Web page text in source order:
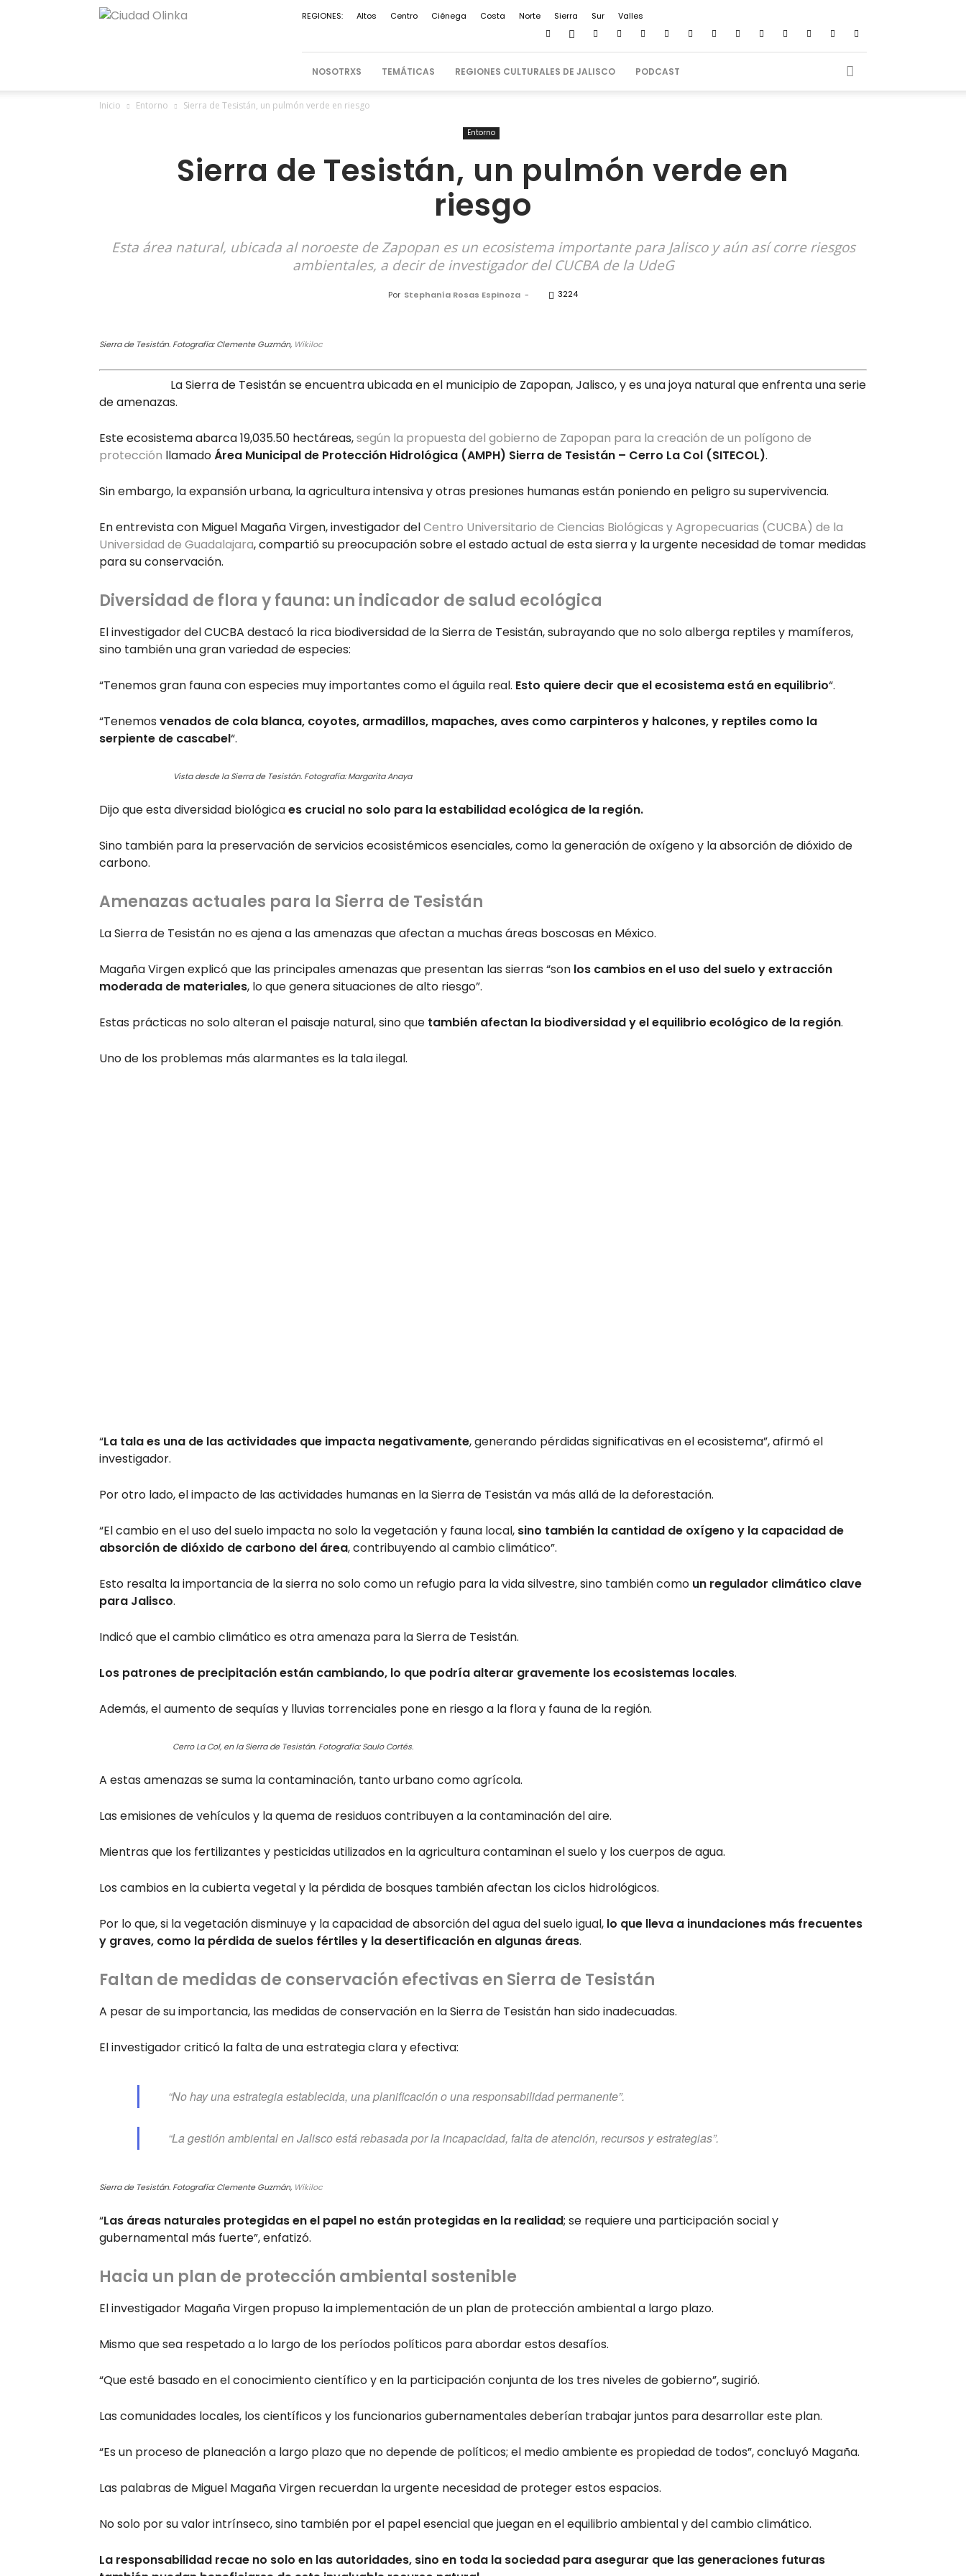
Ciudad
REGIONES: Altos Centro Ciénega Costa Norte Sierra Sur Valles
NOSOTRXS TEMÁTICAS REGIONES CULTURALES DE JALISCO PODCAST
Inicio Entorno Sierra de Tesistán, un pulmón verde en riesgo
Entorno
Sierra de Tesistán, un pulmón verde en
riesgo
Esta área natural, ubicada al noroeste de Zapopan es un ecosistema importante para Jalisco y aún así corre riesgos
ambientales, a decir de investigador del CUCBA de la UdeG
Por Stephanía Rosas Espinoza - 3224
Sierra de Tesistán. Fotografía: Clemente Guzmán, Wikiloc
La Sierra de Tesistán se encuentra ubicada en el municipio de Zapopan, Jalisco, y es una joya natural que enfrenta una serie
de amenazas.
Este ecosistema abarca 19,035.50 hectáreas,según la propuesta del gobierno de Zapopan para la creación de un polígono de
protección llamadoÁrea Municipal de Protección Hidrológica (AMPH) Sierra de Tesistán – Cerro La Col (SITECOL).
Sin embargo, la expansión urbana, la agricultura intensiva y otras presiones humanas están poniendo en peligro su supervivencia.
En entrevista con Miguel Magaña Virgen, investigador delCentro Universitario de Ciencias Biológicas y Agropecuarias (CUCBA) de la
Universidad de Guadalajara, compartió su preocupación sobre el estado actual de esta sierra y la urgente necesidad de tomar medidas
para su conservación.
Diversidad de flora y fauna: un indicador de salud ecológica
El investigador del CUCBA destacó la rica biodiversidad de la Sierra de Tesistán, subrayando que no solo alberga reptiles y mamíferos,
sino también una gran variedad de especies:
“Tenemos gran fauna con especies muy importantes como el águila real. Esto quiere decir que el ecosistema está en equilibrio“.
“Tenemos venados de cola blanca, coyotes, armadillos, mapaches, aves como carpinteros y halcones, y reptiles como la
serpiente de cascabel“.
Vista desde la Sierra de Tesistán. Fotografía: Margarita Anaya
Dijo que esta diversidad biológicaes crucial no solo para la estabilidad ecológica de la región.
Sino también para la preservación de servicios ecosistémicos esenciales, como la generación de oxígeno y la absorción de dióxido de
carbono.
Amenazas actuales para la Sierra de Tesistán
La Sierra de Tesistán no es ajena a las amenazas que afectan a muchas áreas boscosas en México.
Magaña Virgen explicó que las principales amenazas que presentan las sierras “son los cambios en el uso del suelo y extracción
moderada de materiales, lo que genera situaciones de alto riesgo”.
Estas prácticas no solo alteran el paisaje natural, sino que también afectan la biodiversidad y el equilibrio ecológico de la región.
Uno de los problemas más alarmantes es la tala ilegal.
“La tala es una de las actividades que impacta negativamente, generando pérdidas significativas en el ecosistema”, afirmó el
investigador.
Por otro lado, el impacto de las actividades humanas en la Sierra de Tesistán va más allá de la deforestación.
“El cambio en el uso del suelo impacta no solo la vegetación y fauna local, sino también la cantidad de oxígeno y la capacidad de
absorción de dióxido de carbono del área, contribuyendo al cambio climático”.
Esto resalta la importancia de la sierra no solo como un refugio para la vida silvestre, sino también como un regulador climático clave
para Jalisco.
Indicó que el cambio climático es otra amenaza para la Sierra de Tesistán.
Los patrones de precipitación están cambiando, lo que podría alterar gravemente los ecosistemas locales.
Además, el aumento de sequías y lluvias torrenciales pone en riesgo a la flora y fauna de la región.
Cerro La Col, en la Sierra de Tesistán. Fotografía: Saulo Cortés.
A estas amenazas se suma la contaminación, tanto urbano como agrícola.
Las emisiones de vehículos y la quema de residuos contribuyen a la contaminación del aire.
Mientras que los fertilizantes y pesticidas utilizados en la agricultura contaminan el suelo y los cuerpos de agua.
Los cambios en la cubierta vegetal y la pérdida de bosques también afectan los ciclos hidrológicos.
Por lo que, si la vegetación disminuye y la capacidad de absorción del agua del suelo igual, lo que lleva a inundaciones más frecuentes
y graves, como la pérdida de suelos fértiles y la desertificación en algunas áreas.
Faltan de medidas de conservación efectivas en Sierra de Tesistán
A pesar de su importancia, las medidas de conservación en la Sierra de Tesistán han sido inadecuadas.
El investigador criticó la falta de una estrategia clara y efectiva:
“No hay una estrategia establecida, una planificación o una responsabilidad permanente”.
“La gestión ambiental en Jalisco está rebasada por la incapacidad, falta de atención, recursos y estrategias”.
Sierra de Tesistán. Fotografía: Clemente Guzmán, Wikiloc
“Las áreas naturales protegidas en el papel no están protegidas en la realidad; se requiere una participación social y
gubernamental más fuerte”, enfatizó.
Hacia un plan de protección ambiental sostenible
El investigador Magaña Virgen propuso la implementación de un plan de protección ambiental a largo plazo.
Mismo que sea respetado a lo largo de los períodos políticos para abordar estos desafíos.
“Que esté basado en el conocimiento científico y en la participación conjunta de los tres niveles de gobierno”, sugirió.
Las comunidades locales, los científicos y los funcionarios gubernamentales deberían trabajar juntos para desarrollar este plan.
“Es un proceso de planeación a largo plazo que no depende de políticos; el medio ambiente es propiedad de todos”, concluyó Magaña.
Las palabras de Miguel Magaña Virgen recuerdan la urgente necesidad de proteger estos espacios.
No solo por su valor intrínseco, sino también por el papel esencial que juegan en el equilibrio ambiental y del cambio climático.
La responsabilidad recae no solo en las autoridades, sino en toda la sociedad para asegurar que las generaciones futuras